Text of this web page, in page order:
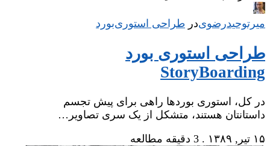
میر‌توحیدرضویدر طراحی استوری‌بورد
طراحی استوری بورد
StoryBoarding
در کل، استوری بوردها راهی برای پیش تجسم
داستانتان هستند، متشکل از یک سری تصاویر…
۱۵ تیر, ۱۳۸۹
. 3 دقیقه مطالعه